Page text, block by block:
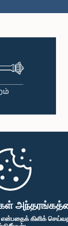
என்பதைக் கிளிக்
லால்
குமார
பா.உ.